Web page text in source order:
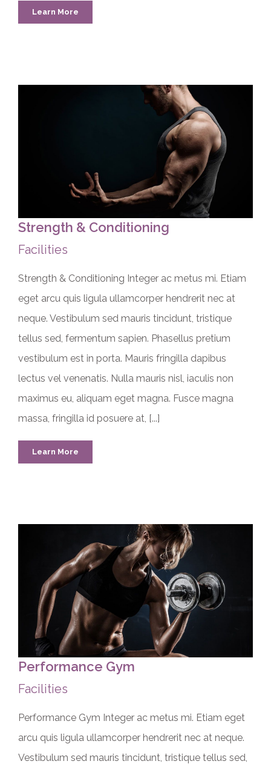
Learn More
Strength & Conditioning
Facilities
Strength & Conditioning Integer ac metus mi. Etiam
eget arcu quis ligula ullamcorper hendrerit nec at
neque. Vestibulum sed mauris tincidunt, tristique
tellus sed, fermentum sapien. Phasellus pretium
vestibulum est in porta. Mauris fringilla dapibus
lectus vel venenatis. Nulla mauris nisl, iaculis non
maximus eu, aliquam eget magna. Fusce magna
massa, fringilla id posuere at, [...]
Learn More
Performance Gym
Facilities
Performance Gym Integer ac metus mi. Etiam eget
arcu quis ligula ullamcorper hendrerit nec at neque.
Vestibulum sed mauris tincidunt, tristique tellus sed,